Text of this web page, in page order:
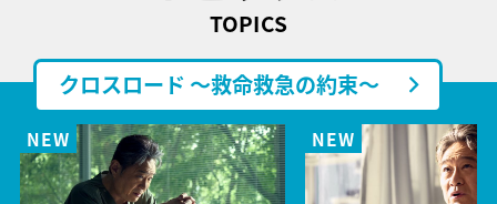
TOPICS
クロスロード ～救命救急の約束～